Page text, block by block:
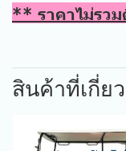
** ราคาไม่รว
สินค้าที่เกี่ย